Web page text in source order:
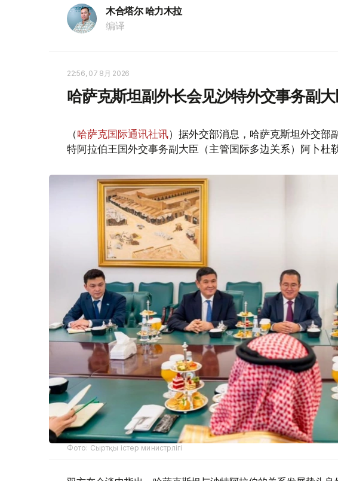
木合塔尔 哈力木拉
编译
22:56, 07 8月 2026
哈萨克斯坦副外长会见沙特外交事务副
（哈萨克国际通讯社讯）据外交部消息，哈萨克斯坦外交部
特阿拉伯王国外交事务副大臣（主管国际多边关系）阿卜杜勒
Фото: Сыртқы істер министрлігі